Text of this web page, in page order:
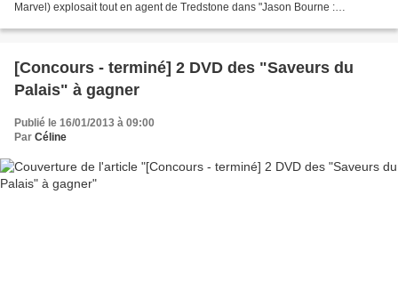
Marvel) explosait tout en agent de Tredstone dans "Jason Bourne :
[Concours - terminé] 2 DVD des "Saveurs du
Palais" à gagner
Publié le 16/01/2013 à 09:00
Par Céline